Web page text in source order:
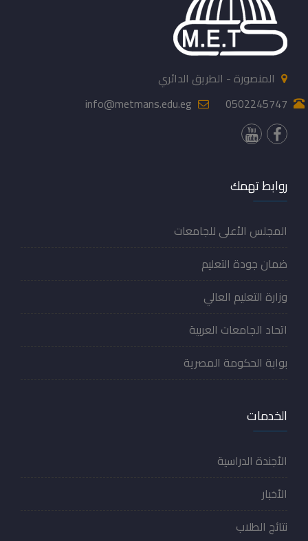
المنصورة - الطريق الدائري
0502245747
info@metmans.edu.eg
روابط تهمك
المجلس الأعلى للجامعات
ضمان جودة التعليم
وزارة التعليم العالي
اتحاد الجامعات العربية
بوابة الحكومة المصرية
الخدمات
الأجندة الدراسية
الأخبار
نتائج الطلاب